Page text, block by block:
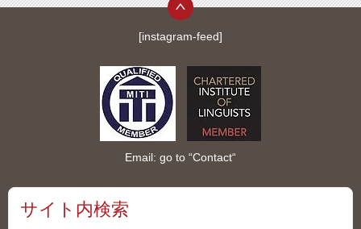
[instagram-feed]
Email: go to “Contact“
サイト内検索